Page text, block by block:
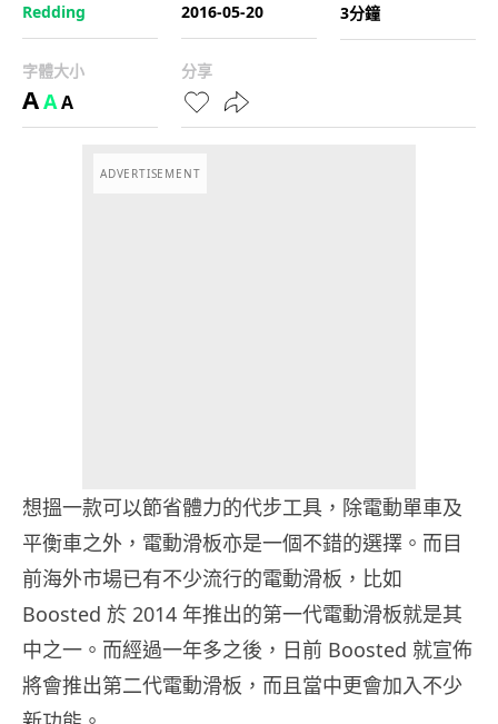
Redding
2016-05-20
3分鐘
字體大小
AAA
分享
ADVERTISEMENT
想搵一款可以節省體力的代步工具，除電動單車及
平衡車之外，電動滑板亦是一個不錯的選擇。而目
前海外市場已有不少流行的電動滑板，比如
Boosted 於 2014 年推出的第一代電動滑板就是其
中之一。而經過一年多之後，日前 Boosted 就宣佈
將會推出第二代電動滑板，而且當中更會加入不少